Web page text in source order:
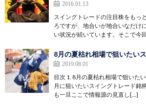
2016.01.13
スイングトレードの注目株をもっ
ろですが、地合いが地合いなだけ
い状況が続いています。そこで今
8月の夏枯れ相場で狙いたい
2019.08.01
目次 1. 8月の夏枯れ相場で狙いた
月に狙いたいスイングトレード銘
も一旦ここで情報源の見直し[…]